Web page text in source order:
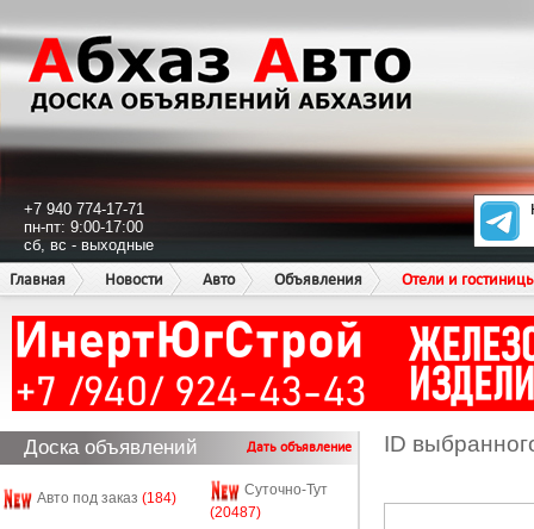
+7 940 774-17-71
пн-пт: 9:00-17:00
сб, вс - выходные
Главная
Новости Авто Объявления Отели и
Доска объявлений Дать объявление
Авто под заказ (184)
Суточно-Тут
(20487)
ID